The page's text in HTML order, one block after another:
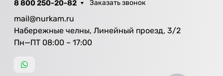
8 800 250-20-82 Заказать звонок
mail@nurkam.ru
Набережные челны, Линейный проезд, 3/2
Пн—ПТ 08:00 – 17:00